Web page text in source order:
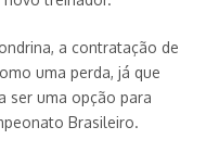
a contratação de
uma perda, já que
ser uma opção para
Brasileiro.